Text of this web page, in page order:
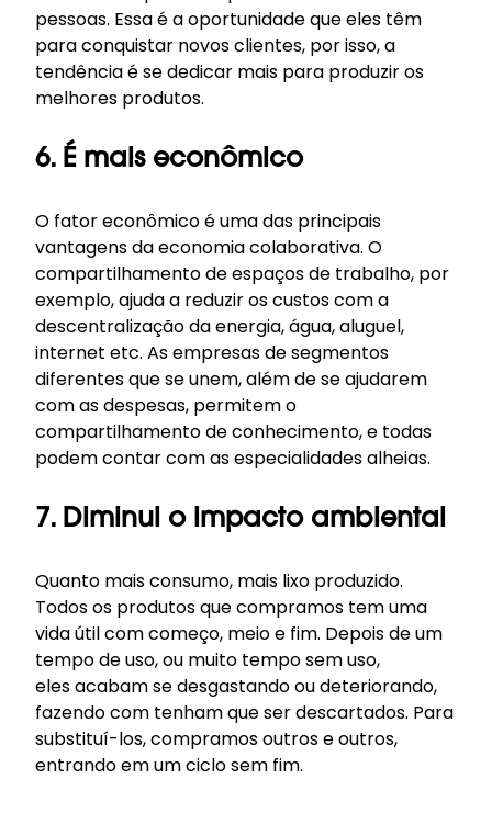
pessoas. Essa é a oportunidade que eles têm
para conquistar novos clientes, por isso, a
tendência é se dedicar mais para produzir os
melhores produtos.
6. É mais econômico
O fator econômico é uma das principais
vantagens da economia colaborativa. O
compartilhamento de espaços de trabalho, por
exemplo, ajuda a reduzir os custos com a
descentralização da energia, água, aluguel,
internet etc. As empresas de segmentos
diferentes que se unem, além de se ajudarem
com as despesas, permitem o
compartilhamento de conhecimento, e todas
podem contar com as especialidades alheias.
7. Diminui o impacto ambiental
Quanto mais consumo, mais lixo produzido.
Todos os produtos que compramos tem uma
vida útil com começo, meio e fim. Depois de um
tempo de uso, ou muito tempo sem uso,
eles acabam se desgastando ou deteriorando,
fazendo com tenham que ser descartados. Para
substituí-los, compramos outros e outros,
entrando em um ciclo sem fim.